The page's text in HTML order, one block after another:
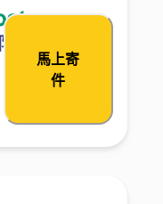
馬上寄
件